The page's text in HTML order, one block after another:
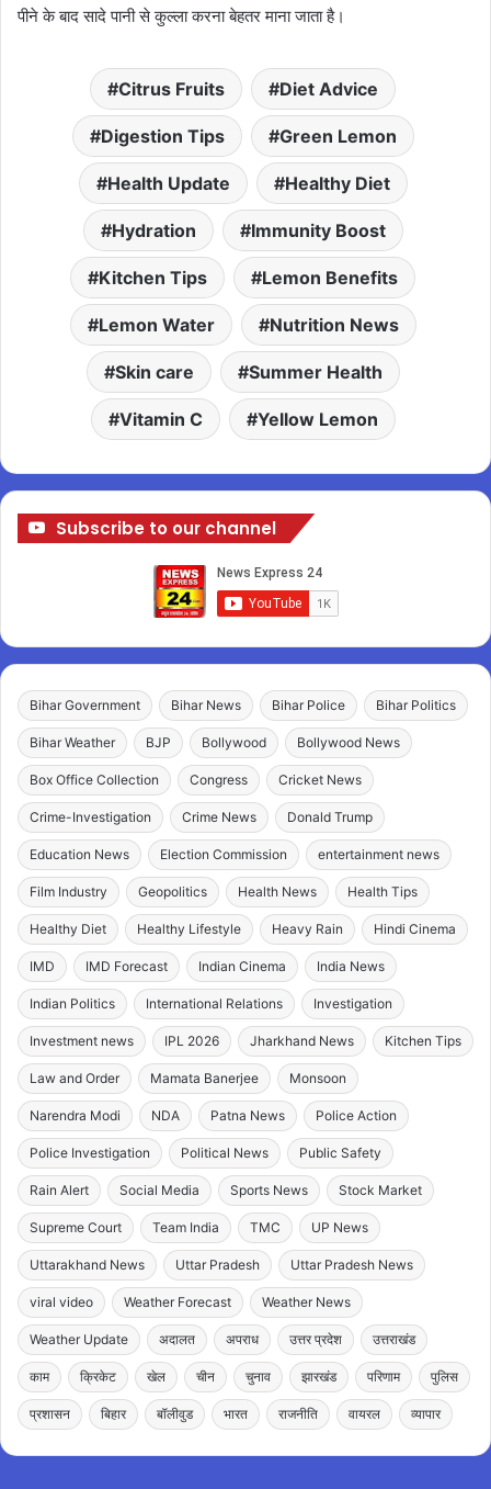
पीने के बाद सादे पानी से कुल्ला करना बेहतर माना जाता है।
Citrus Fruits Diet Advice
Digestion Tips Green Lemon
Health Update Healthy Diet
Hydration Immunity Boost
Kitchen Tips Lemon Benefits
Lemon Water Nutrition News
Skin care Summer Health
Vitamin C Yellow Lemon
Subscribe to our channel
Bihar Government Bihar News Bihar Police Bihar Politics
Bihar Weather BJP Bollywood Bollywood News
Box Office Collection Congress Cricket News
Crime-Investigation Crime News Donald Trump
Education News Election Commission entertainment news
Film Industry Geopolitics Health News Health Tips
Healthy Diet Healthy Lifestyle Heavy Rain Hindi Cinema
IMD IMD Forecast Indian Cinema India News
Indian Politics International Relations Investigation
Investment news IPL 2026 Jharkhand News Kitchen Tips
Law and Order Mamata Banerjee Monsoon
Narendra Modi NDA Patna News Police Action
Police Investigation Political News Public Safety
Rain Alert Social Media Sports News Stock Market
Supreme Court Team India TMC UP News
Uttarakhand News Uttar Pradesh Uttar Pradesh News
viral video Weather Forecast Weather News
Weather Update अदालत अपराध उत्तर प्रदेश उत्तराखंड
काम क्रिकेट खेल चीन चुनाव झारखंड परिणाम पुलिस
प्रशासन बिहार बॉलीवुड भारत राजनीति वायरल व्यापार